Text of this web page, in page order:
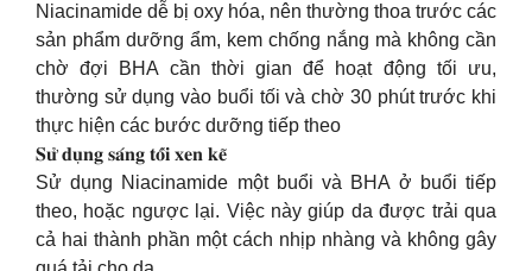
Niacinamide dễ bị oxy hóa, nên thường thoa trước các
sản phẩm dưỡng ẩm, kem chống nắng mà không cần
chờ đợi BHA cần thời gian để hoạt động tối ưu,
thường sử dụng vào buổi tối và chờ 30 phút trước khi
thực hiện các bước dưỡng tiếp theo
𝐒𝐮̛̉ 𝐝𝐮̣𝐧𝐠 𝐬𝐚́𝐧𝐠 𝐭𝐨̂́𝐢 𝐱𝐞𝐧 𝐤𝐞̃
Sử dụng Niacinamide một buổi và BHA ở buổi tiếp
theo, hoặc ngược lại. Việc này giúp da được trải qua
cả hai thành phần một cách nhịp nhàng và không gây